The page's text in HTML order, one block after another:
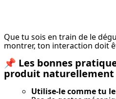
Que tu sois en train de le
montrer, ton interaction doit
📌 Les bonnes
produit naturellement
Utilise-le comme tu